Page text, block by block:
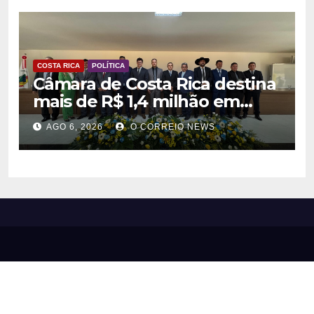
COSTA RICA POLÍTICA
Câmara de Costa Rica destina
mais de R$ 1,4 milhão em
emendas para investimentos
em diversas áreas
AGO 6, 2026 O CORREIO NEWS